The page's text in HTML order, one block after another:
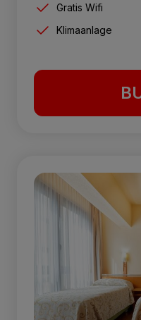
Gratis Wifi
Klimaanlage